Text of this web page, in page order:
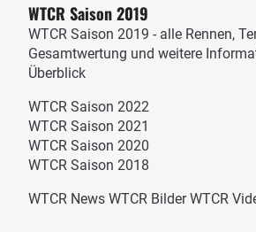
WTCR Saison 2019
WTCR Saison 2019 - alle Rennen,
Gesamtwertung und weitere
Überblick
WTCR Saison 2022
WTCR Saison 2021
WTCR Saison 2020
WTCR Saison 2018
WTCR News WTCR Bilder WTCR